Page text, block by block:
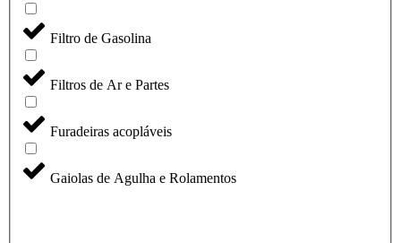
Filtro de Gasolina
Filtros de Ar e Partes
Furadeiras acopláveis
Gaiolas de Agulha e Rolamentos